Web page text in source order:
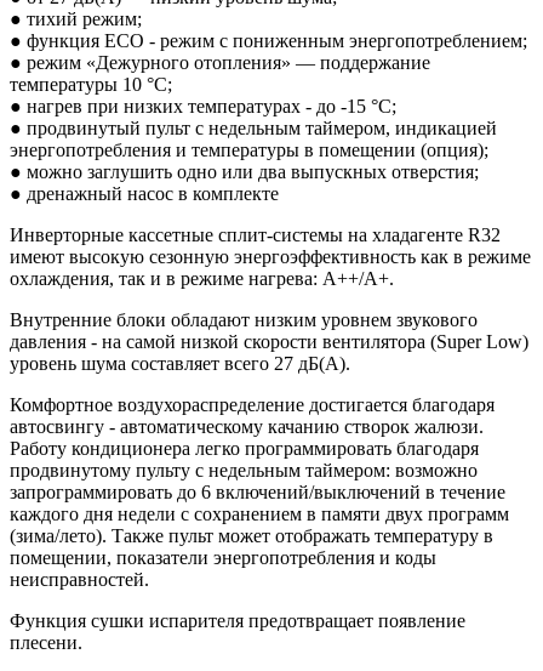
● тихий режим;
● функция ECO - режим с пониженным энергопотреблением;
● режим «Дежурного отопления» — поддержание
температуры 10 °C;
● нагрев при низких температурах - до -15 °C;
● продвинутый пульт с недельным таймером, индикацией
энергопотребления и температуры в помещении (опция);
● можно заглушить одно или два выпускных отверстия;
● дренажный насос в комплекте
Инверторные кассетные сплит-системы на хладагенте R32
имеют высокую сезонную энергоэффективность как в режиме
охлаждения, так и в режиме нагрева: А++/A+.
Внутренние блоки обладают низким уровнем звукового
давления - на самой низкой скорости вентилятора (Super Low)
уровень шума составляет всего 27 дБ(А).
Комфортное воздухораспределение достигается благодаря
автосвингу - автоматическому качанию створок жалюзи.
Работу кондиционера легко программировать благодаря
продвинутому пульту с недельным таймером: возможно
запрограммировать до 6 включений/выключений в течение
каждого дня недели с сохранением в памяти двух программ
(зима/лето). Также пульт может отображать температуру в
помещении, показатели энергопотребления и коды
неисправностей.
Функция сушки испарителя предотвращает появление
плесени.